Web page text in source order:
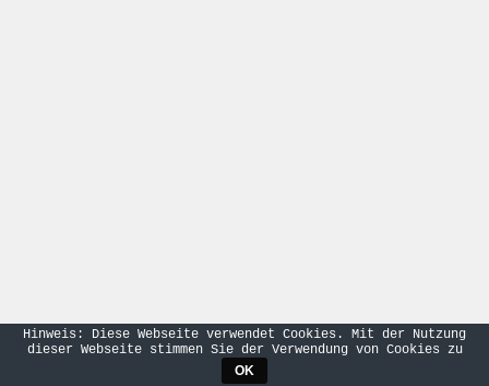
Hinweis: Diese Webseite verwendet Cookies. Mit der Nutzung
dieser Webseite stimmen Sie der Verwendung von Cookies zu
OK